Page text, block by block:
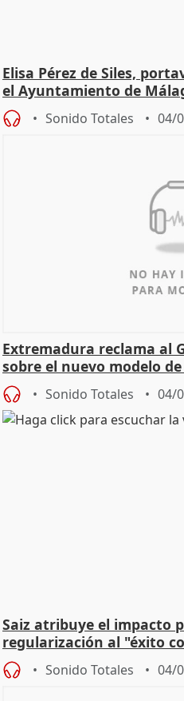
Elisa Pérez de Siles,
el Ayuntamiento de
Sonido Totales 04/
Extremadura reclama al
sobre el nuevo modelo
Sonido Totales 04/
Saiz atribuye el impacto
regularización al "éxito
Sonido Totales 04/